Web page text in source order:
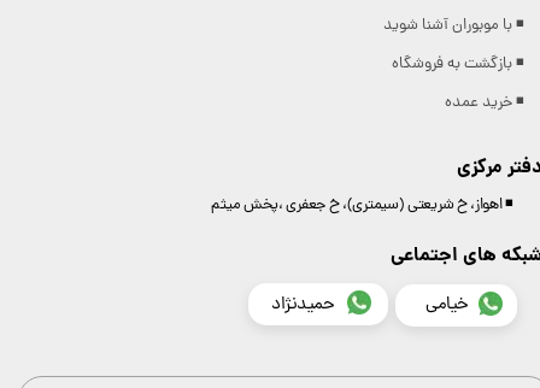
◾️ با موبوران آشنا شوید
◾️ بازگشت به فروشگاه
◾️ خرید عمده
مرکزی
◾️ اهواز، خ شریعتی (سیمتری)، خ جعفری ،پخش میثم
های اجتماعی
خیامی حمیدنژاد